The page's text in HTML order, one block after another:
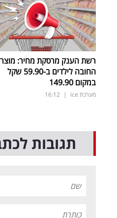
רשת הענק מרסקת מחיר: מוצר
החובה לילדים ב-59.90 שקל
במקום 149.90
מערכת ice |
16:12
תגובות